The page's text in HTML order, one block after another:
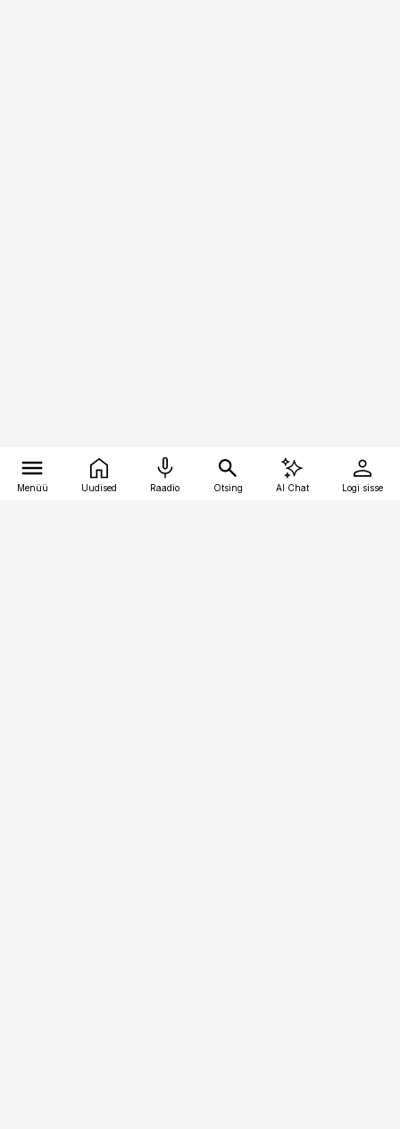
Menüü Uudised Raadio Otsing AI Chat Logi sisse